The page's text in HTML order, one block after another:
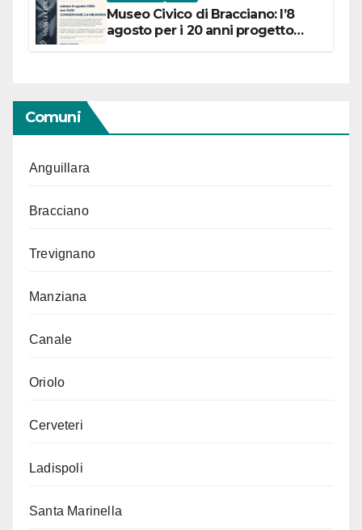
Museo Civico di Bracciano: l’8
agosto per i 20 anni progetto
Comuni
Anguillara
Bracciano
Trevignano
Manziana
Canale
Oriolo
Cerveteri
Ladispoli
Santa Marinella